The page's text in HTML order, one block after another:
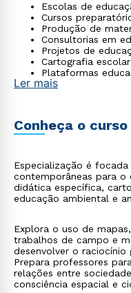
Escolas de
Cursos
Produção de
Consultorias em
Projetos de
Cartografia
Plataformas
Ler mais
Conheça o curso
Especialização é
contemporâneas para o
didática específica,
educação ambiental e
Explora o uso de
trabalhos de campo e
desenvolver o
Prepara professores
relações entre
consciência espacial e